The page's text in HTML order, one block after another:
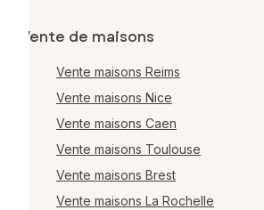
Vente de maisons
Vente maisons Reims
Vente maisons Nice
Vente maisons Caen
Vente maisons Toulouse
Vente maisons Brest
Vente maisons La Rochelle